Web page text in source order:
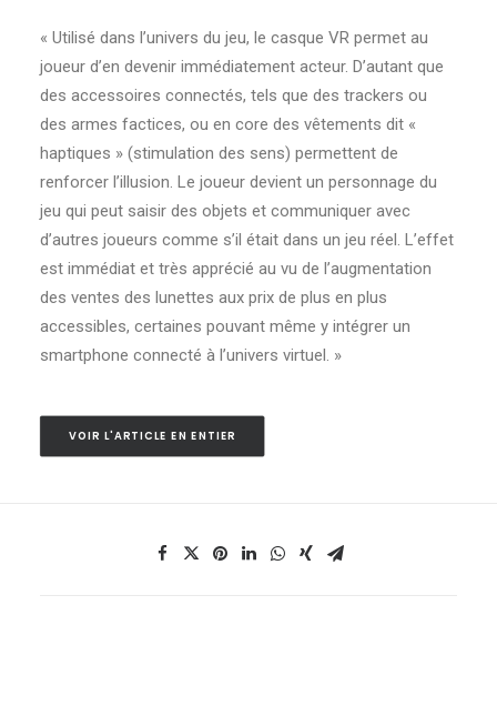
« Utilisé dans l’univers du jeu, le casque VR permet au
joueur d’en devenir immédiatement acteur. D’autant que
des accessoires connectés, tels que des trackers ou
des armes factices, ou en core des vêtements dit «
haptiques » (stimulation des sens) permettent de
renforcer l’illusion. Le joueur devient un personnage du
jeu qui peut saisir des objets et communiquer avec
d’autres joueurs comme s’il était dans un jeu réel. L’effet
est immédiat et très apprécié au vu de l’augmentation
des ventes des lunettes aux prix de plus en plus
accessibles, certaines pouvant même y intégrer un
smartphone connecté à l’univers virtuel. »
VOIR L'ARTICLE EN ENTIER